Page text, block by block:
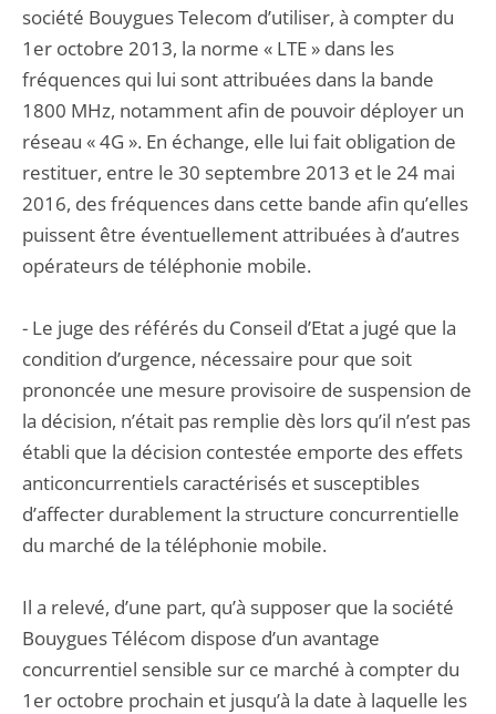
société Bouygues Telecom d’utiliser, à compter du
1er octobre 2013, la norme « LTE » dans les
fréquences qui lui sont attribuées dans la bande
1800 MHz, notamment afin de pouvoir déployer un
réseau « 4G ». En échange, elle lui fait obligation de
restituer, entre le 30 septembre 2013 et le 24 mai
2016, des fréquences dans cette bande afin qu’elles
puissent être éventuellement attribuées à d’autres
opérateurs de téléphonie mobile.
- Le juge des référés du Conseil d’Etat a jugé que la
condition d’urgence, nécessaire pour que soit
prononcée une mesure provisoire de suspension de
la décision, n’était pas remplie dès lors qu’il n’est pas
établi que la décision contestée emporte des effets
anticoncurrentiels caractérisés et susceptibles
d’affecter durablement la structure concurrentielle
du marché de la téléphonie mobile.
Il a relevé, d’une part, qu’à supposer que la société
Bouygues Télécom dispose d’un avantage
concurrentiel sensible sur ce marché à compter du
1er octobre prochain et jusqu’à la date à laquelle les